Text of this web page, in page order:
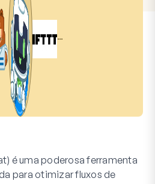
é uma poderosa ferramenta
para otimizar fluxos de